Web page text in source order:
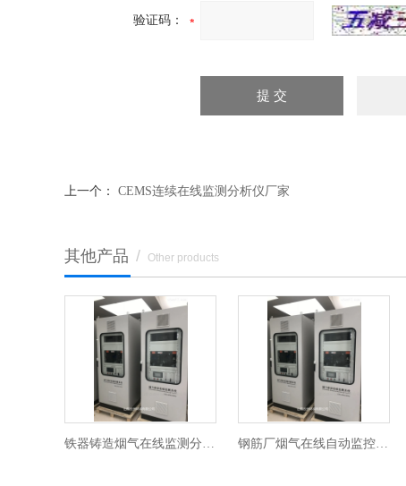
验证码：
上一个： CEMS连续在线监测分析仪厂家
其他产品 / Other products
铁器铸造烟气在线监测分析系统 钢筋厂烟气在线自动监控设备